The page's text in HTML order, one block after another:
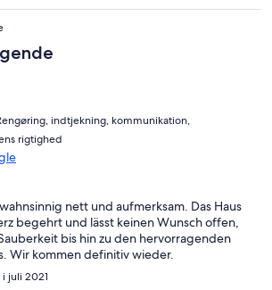
indtjekning, kommunikation,
rigtighed
nett und aufmerksam. Das Haus
begehrt und lässt keinen Wunsch offen,
bis hin zu den hervorragenden
Wir kommen definitiv wieder.
juli 2021